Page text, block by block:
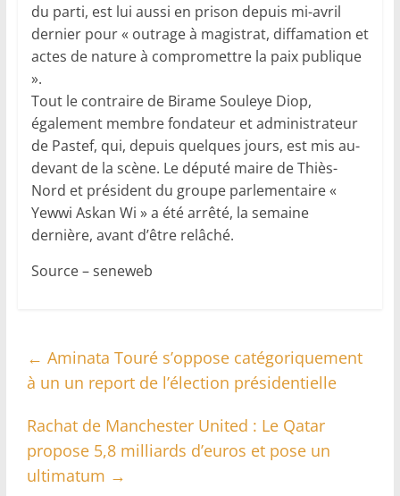
du parti, est lui aussi en prison depuis mi-avril
dernier pour « outrage à magistrat, diffamation et
actes de nature à compromettre la paix publique
».
Tout le contraire de Birame Souleye Diop,
également membre fondateur et administrateur
de Pastef, qui, depuis quelques jours, est mis au-
devant de la scène. Le député maire de Thiès-
Nord et président du groupe parlementaire «
Yewwi Askan Wi » a été arrêté, la semaine
dernière, avant d’être relâché.
Source – seneweb
← Aminata Touré s’oppose catégoriquement
à un un report de l’élection présidentielle
Rachat de Manchester United : Le Qatar
propose 5,8 milliards d’euros et pose un
ultimatum →